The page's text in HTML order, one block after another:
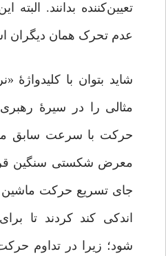
تعیین‌کننده بدانند.
عدم تحرک همان دیگران
شاید بتوان با کلیدواژۀ
مثالی را در سیرۀ
حرکت با سرعت سابق
معرض شکستی سنگین
جای تسریع حرکت ماشین
اندکی کند کردند تا
شود؛ زیرا در تداوم